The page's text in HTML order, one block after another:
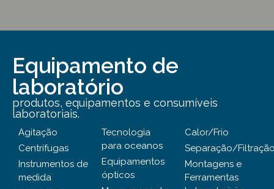
Equipamento de
laboratório
produtos, equipamentos e consumíveis
laboratoriais.
Agitação
Centrífugas
Instrumentos de
medida
Tecnologia
para oceanos
Equipamentos
ópticos
Calor/Frio
Separação/
Montagens e
Ferramentas